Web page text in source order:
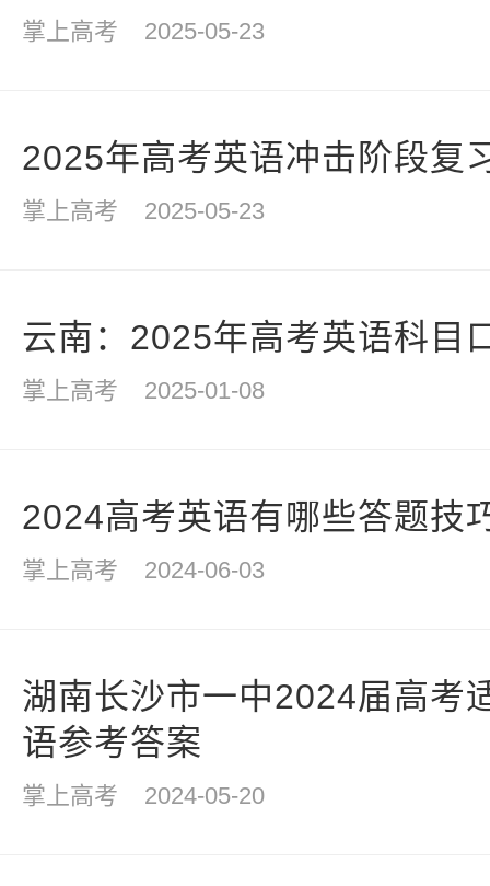
掌上高考 2025-05-23
2025年高考英语冲击阶段复
掌上高考 2025-05-23
云南：2025年高考英语科目
掌上高考 2025-01-08
2024高考英语有哪些答题技
掌上高考 2024-06-03
湖南长沙市一中2024届高考
语参考答案
掌上高考 2024-05-20